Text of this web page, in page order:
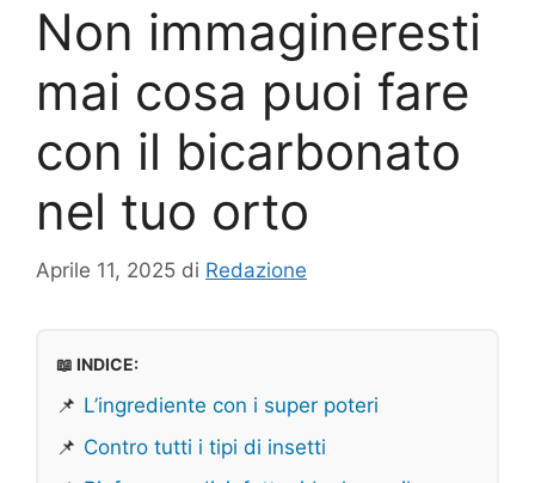
Non immagineresti
mai cosa puoi fare
con il bicarbonato
nel tuo orto
Aprile 11, 2025 di Redazione
📖 INDICE:
📌 L’ingrediente con i super poteri
📌 Contro tutti i tipi di insetti